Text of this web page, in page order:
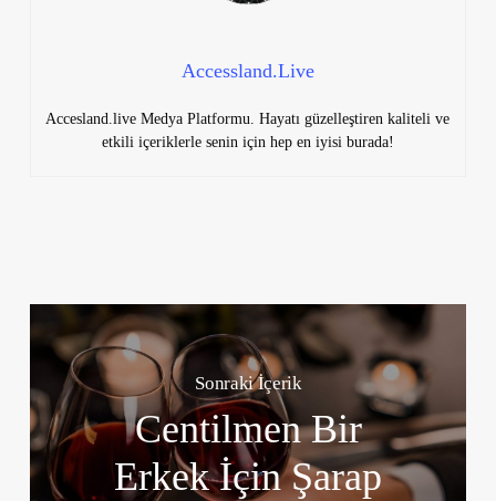
Accessland.Live
Accesland.live Medya Platformu. Hayatı güzelleştiren kaliteli ve
etkili içeriklerle senin için hep en iyisi burada!
Sonraki İçerik
Centilmen Bir
Erkek İçin Şarap